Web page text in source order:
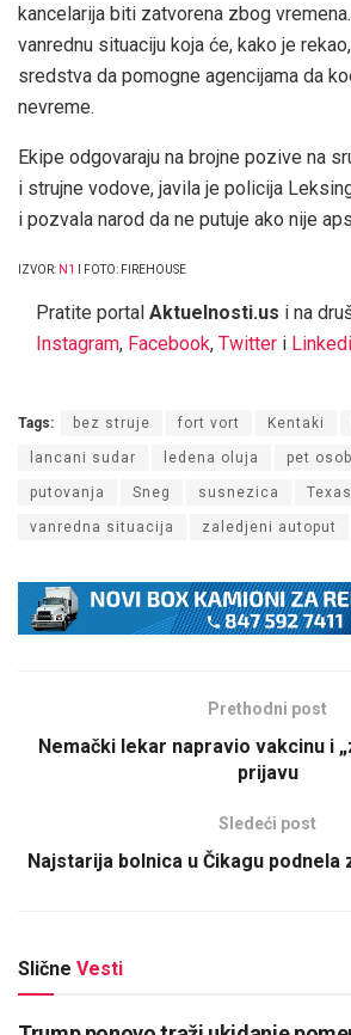
kancelarija biti zatvorena zbog
vanrednu situaciju koja će, kako je
sredstva da pomogne agencijama da
nevreme.
Ekipe odgovaraju na brojne pozive na
i strujne vodove, javila je policija
i pozvala narod da ne putuje ako nije
IZVOR: N1 I FOTO: FIREHOUSE
Pratite portal Aktuelnosti.us i na
Instagram, Facebook, Twitter i
Tags: bez struje fort vort Kentaki
lancani sudar ledena oluja pet
putovanja Sneg susnezica Texas
vanredna situacija zaledjeni autoput
Prethodni post
Nemački lekar napravio vakcinu i
prijavu
Sledeći post
Najstarija bolnica u Čikagu
Slične Vesti